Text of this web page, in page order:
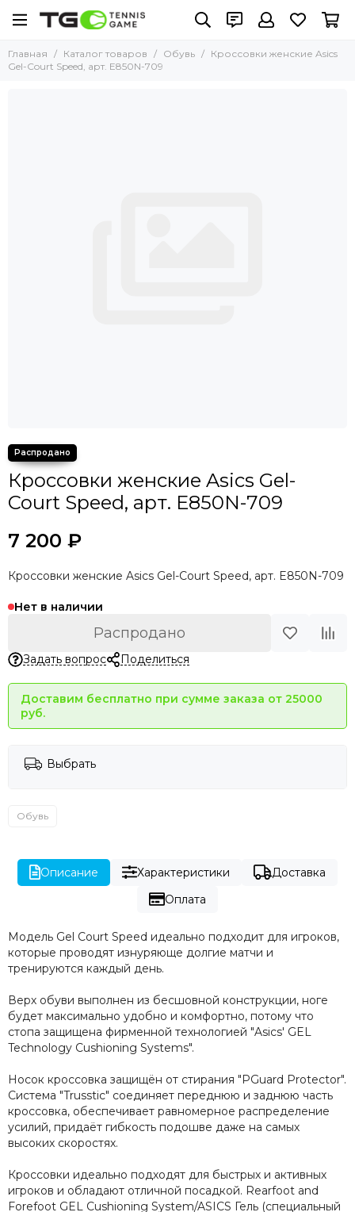
Главная Каталог товаров Обувь
Кроссовки женские Asics
Gel-Court Speed, арт. E850N-709
Кроссовки женские Asics Gel-
Court Speed, арт. E850N-709
7 200 ₽
Кроссовки женские Asics Gel-Court Speed, арт. E850N-709
Нет в наличии
Распродано
Задать вопрос Поделиться
Доставим бесплатно при сумме заказа от 25000
руб.
Выбрать
Обувь
Описание Характеристики
Доставка
Оплата
Модель Gel Court Speed идеально подходит для игроков,
которые проводят изнуряюще долгие матчи и
тренируются каждый день.
Верх обуви выполнен из бесшовной конструкции, ноге
будет максимально удобно и комфортно, потому что
стопа защищена фирменной технологией "Asics' GEL
Technology Cushioning Systems".
Носок кроссовка защищён от стирания "PGuard Protector".
Система "Trusstic" соединяет переднюю и заднюю часть
кроссовка, обеспечивает равномерное распределение
усилий, придаёт гибкость подошве даже на самых
высоких скоростях.
Кроссовки идеально подходят для быстрых и активных
игроков и обладают отличной посадкой. Rearfoot and
Forefoot GEL Cushioning System/ASICS Гель (специальный